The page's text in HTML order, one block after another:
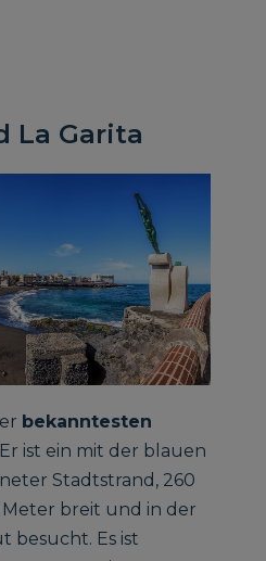
La Garita
bekanntesten
ist ein mit der blauen
Stadtstrand, 260
breit und in der
besucht. Es ist